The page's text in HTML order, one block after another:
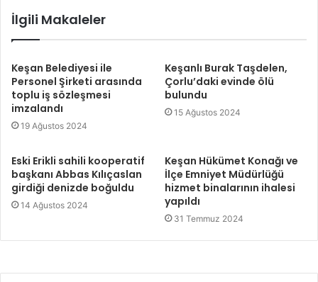
İlgili Makaleler
Keşan Belediyesi ile
Personel Şirketi arasında
toplu iş sözleşmesi
imzalandı
19 Ağustos 2024
Keşanlı Burak Taşdelen,
Çorlu’daki evinde ölü
bulundu
15 Ağustos 2024
Eski Erikli sahili kooperatif
başkanı Abbas Kılıçaslan
girdiği denizde boğuldu
14 Ağustos 2024
Keşan Hükümet Konağı ve
İlçe Emniyet Müdürlüğü
hizmet binalarının ihalesi
yapıldı
31 Temmuz 2024